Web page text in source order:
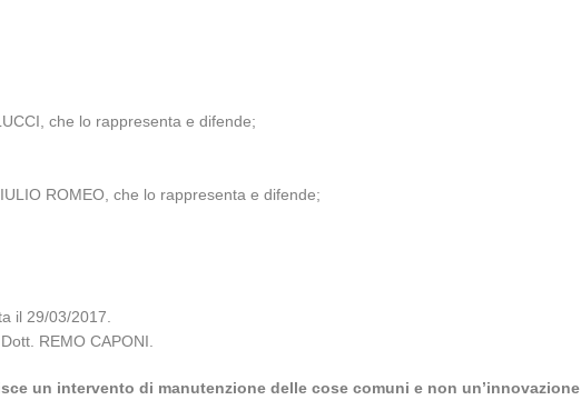
che lo rappresenta e difende;
ROMEO, che lo rappresenta e difende;
il 29/03/2017.
REMO CAPONI.
un intervento di manutenzione delle cose comuni e non un’innovazione